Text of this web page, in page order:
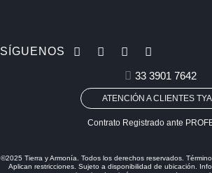
SÍGUENOS
33 3901 7642
ATENCIÓN A CLIENTES TYA
Contrato Registrado ante
©2025 Tierra y Armonía. Todos los derechos reservados.
Aplican restricciones. Sujeto a disponibilidad de ubicación.